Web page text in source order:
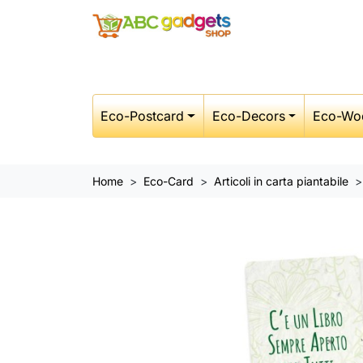
Eco-Postcard Eco-Decors Eco-
Home Eco-Card Articoli in carta piantabile